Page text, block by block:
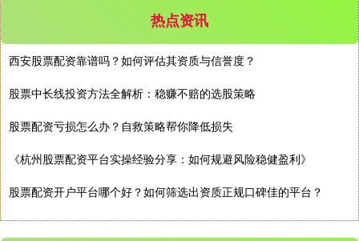
热点资讯
西安股票配资靠谱吗？如何评估其资质与信誉度？
股票中长线投资方法全解析：稳赚不赔的选股策略
股票配资亏损怎么办？自救策略帮你降低损失
《杭州股票配资平台实操经验分享：如何规避风险稳健盈利》
股票配资开户平台哪个好？如何筛选出资质正规口碑佳的平台？